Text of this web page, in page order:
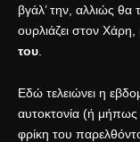
βγάλ’ την, αλλιώς
ουρλιάζει στον Χάρη,
του
Εδώ τελειώνει η
αυτοκτονία (ή μήπως
φρίκη του